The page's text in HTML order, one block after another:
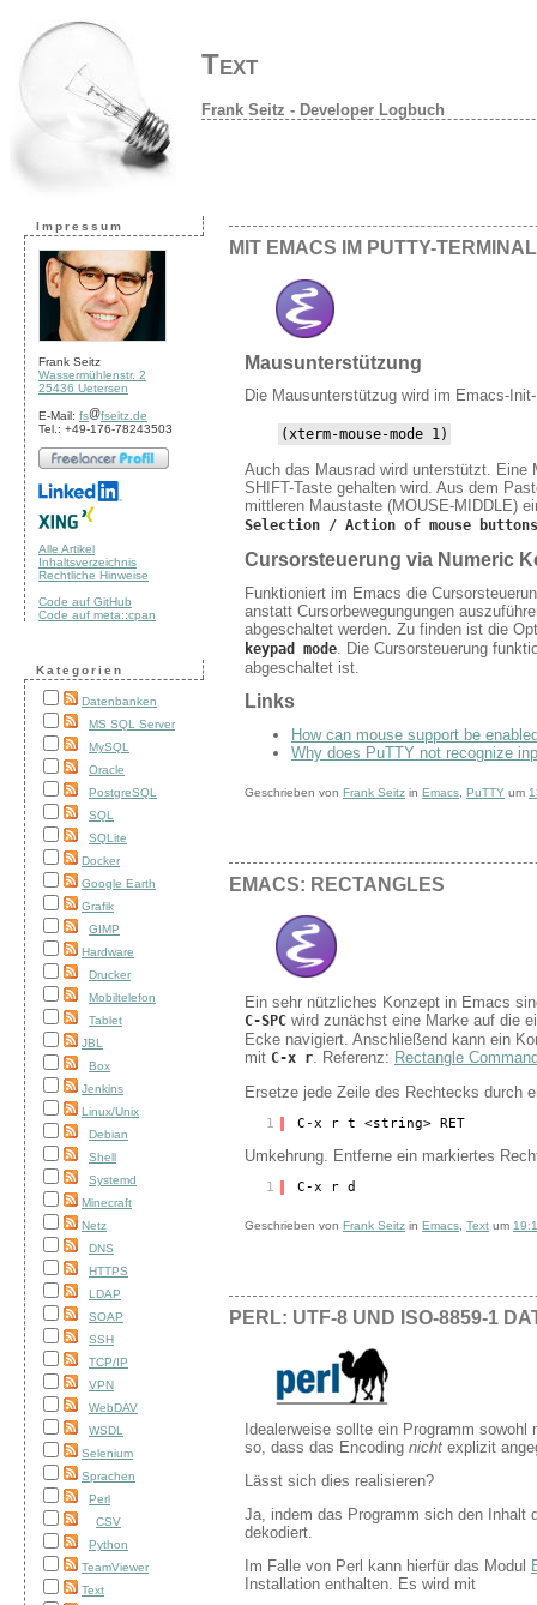
Text
Frank Seitz - Developer Logbuch
Impressum
Frank Seitz
Wassermühlenstr. 2
25436 Uetersen
E-Mail: fs
fseitz.de
Tel.: +49-176-78243503
Alle Artikel
Inhaltsverzeichnis
Rechtliche Hinweise
Code auf GitHub
Code auf meta::cpan
Kategorien
Datenbanken
MS SQL Server
MySQL
Oracle
PostgreSQL
SQL
SQLite
Docker
Google Earth
Grafik
GIMP
Hardware
Drucker
Mobiltelefon
Tablet
JBL
Box
Jenkins
Linux/Unix
Debian
Shell
Systemd
Minecraft
Netz
DNS
HTTPS
LDAP
SOAP
SSH
TCP/IP
VPN
WebDAV
WSDL
Selenium
Sprachen
Perl
CSV
Python
TeamViewer
Text
MIT EMACS IM PUTTY-
Mausunterstützung
Die Mausunterstützug wird im Emacs-
(xterm-mouse-mode 1)
Auch das Mausrad wird unterstützt. Eine
SHIFT-Taste gehalten wird. Aus dem
mittleren Maustaste (MOUSE-MIDDLE)
Selection / Action of mouse
Cursorsteuerung via Numeric
Funktioniert im Emacs die
anstatt Cursorbewegungungen
abgeschaltet werden. Zu finden ist die
keypad mode . Die Cursorsteuerung
abgeschaltet ist.
Links
How can mouse support be
Why does PuTTY not recognize
Geschrieben von Frank Seitz in Emacs PuTTY um
EMACS: RECTANGLES
Ein sehr nützliches Konzept in Emacs
C-SPC wird zunächst eine Marke auf die
Ecke navigiert. Anschließend kann ein
mit C-x r. Referenz: Rectangle
Ersetze jede Zeile des Rechtecks durch
1 C-x r t <string> RET
Umkehrung. Entferne ein markiertes
1 C-x r d
Geschrieben von Frank Seitz in Emacs Text um
PERL: UTF-8 UND ISO-8859-1
Idealerweise sollte ein Programm
so, dass das Encoding nicht explizit
Lässt sich dies realisieren?
Ja, indem das Programm sich den Inhalt
dekodiert.
Im Falle von Perl kann hierfür das Modul
Installation enthalten. Es wird mit